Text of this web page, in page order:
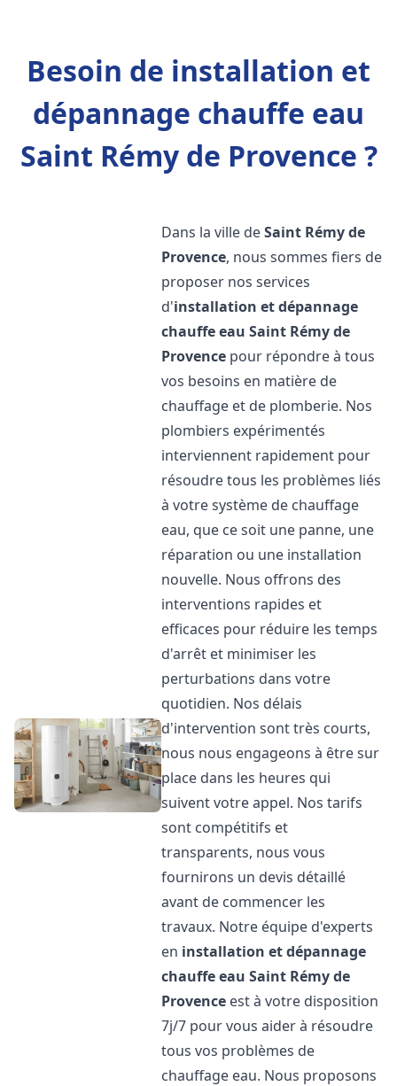
Besoin de installation et
dépannage chauffe eau
Saint Rémy de Provence ?
Dans la ville deSaint Rémy de
Provence, nous sommes fiers de
proposer nos services
d'installation et dépannage
chauffe eau Saint Rémy de
Provence pour répondre à tous
vos besoins en matière de
chauffage et de plomberie. Nos
plombiers expérimentés
interviennent rapidement pour
résoudre tous les problèmes liés
à votre système de chauffage
eau, que ce soit une panne, une
réparation ou une installation
nouvelle. Nous offrons des
interventions rapides et
efficaces pour réduire les temps
d'arrêt et minimiser les
perturbations dans votre
quotidien. Nos délais
d'intervention sont très courts,
nous nous engageons à être sur
place dans les heures qui
suivent votre appel. Nos tarifs
sont compétitifs et
transparents, nous vous
fournirons un devis détaillé
avant de commencer les
travaux. Notre équipe d'experts
en installation et dépannage
chauffe eau Saint Rémy de
Provence est à votre disposition
7j/7 pour vous aider à résoudre
tous vos problèmes de
chauffage eau. Nous proposons